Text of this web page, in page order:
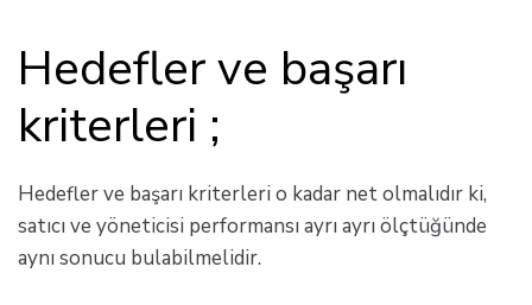
Hedefler ve başarı
kriterleri ;
Hedefler ve başarı kriterleri o kadar net olmalıdır ki,
satıcı ve yöneticisi performansı ayrı ayrı ölçtüğünde
aynı sonucu bulabilmelidir.